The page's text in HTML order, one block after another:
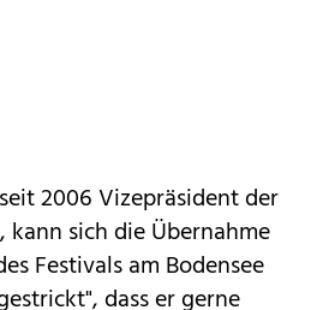
2006 Vizepräsident der
, kann sich die Übernahme
Festivals am Bodensee
dass er gerne